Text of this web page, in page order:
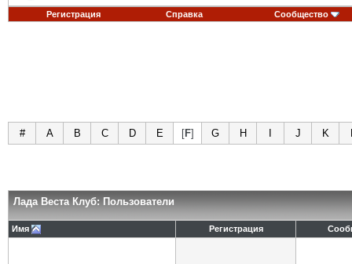
Регистрация Справка Сообщество
# A B C D E [F] G H J K
Лада Веста Клуб: Пользователи
Имя Регистрация